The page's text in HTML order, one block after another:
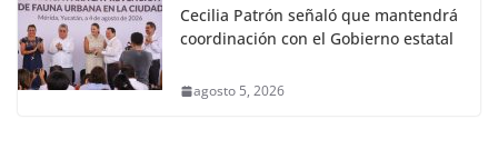
Cecilia Patrón señaló que mantendrá
coordinación con el Gobierno estatal
agosto 5, 2026